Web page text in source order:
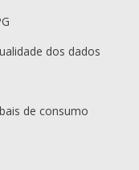
dos dados
de consumo